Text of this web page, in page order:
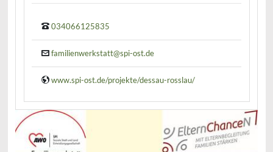
034066125835
familienwerkstatt@spi-ost.de
www.spi-ost.de/projekte/dessau-rosslau/